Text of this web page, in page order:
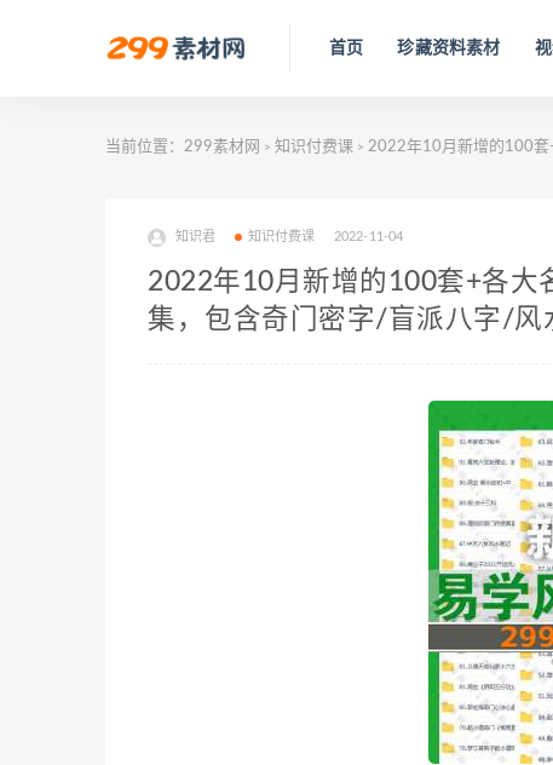
首页 珍藏资料素材
当前位置： 299素材网 > 知识付费课 > 2022年10月新增的100套
知识君 知识付费课 2022-11-04
2022年10月新增的100套+各大
集，包含奇门密字/盲派八字/